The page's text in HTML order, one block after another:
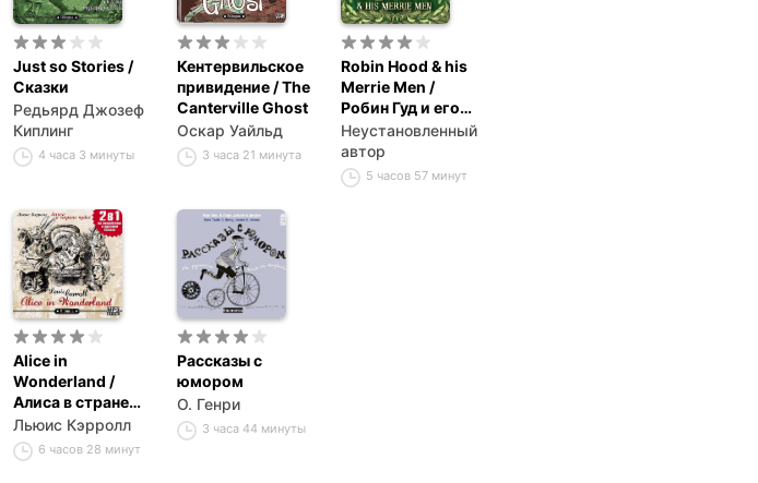
Just so Stories /
Сказки
Редьярд Джозеф
Киплинг
4 часа 3 минуты
Кентервильское
привидение / The
Canterville Ghost
Оскар Уайльд
3 часа 21 минута
Robin Hood & his
Merrie Men /
Робин Гуд и его
удальцы
Неустановленный
автор
5 часов 57 минут
Alice in
Wonderland /
Алиса в стране
чудес
Льюис Кэрролл
6 часов 28 минут
Рассказы с
юмором
О. Генри
3 часа 44 минуты